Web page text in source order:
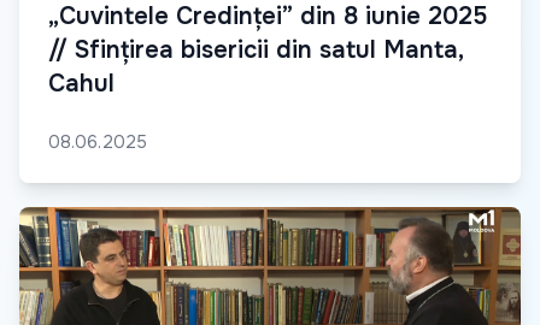
„Cuvintele Credinței” din 8 iunie 2025
// Sfințirea bisericii din satul Manta,
Cahul
08.06.2025